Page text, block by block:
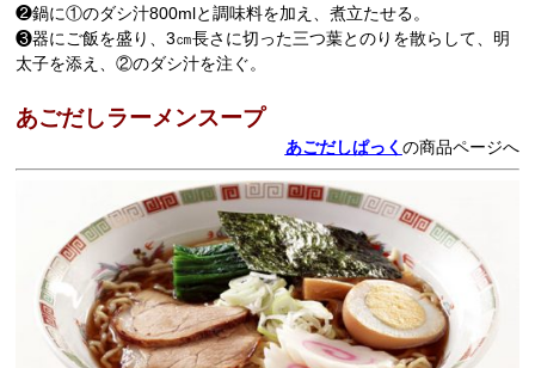
❷鍋に①のダシ汁800mlと調味料を加え、煮立たせる。
❸器にご飯を盛り、3㎝長さに切った三つ葉とのりを散らして、明
太子を添え、②のダシ汁を注ぐ。
あごだしラーメンスープ
あごだしぱっく の商品ページへ